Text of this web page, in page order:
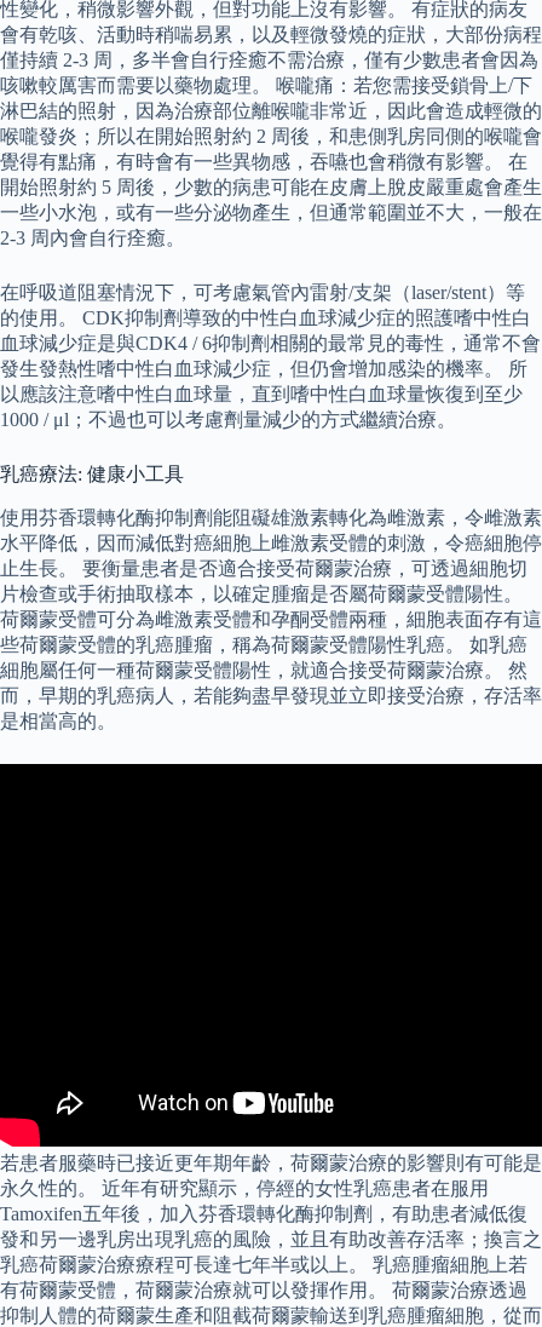
性變化，稍微影響外觀，但對功能上沒有影響。 有症狀的病友
會有乾咳、活動時稍喘易累，以及輕微發燒的症狀，大部份病程
僅持續 2-3 周，多半會自行痊癒不需治療，僅有少數患者會因為
咳嗽較厲害而需要以藥物處理。 喉嚨痛：若您需接受鎖骨上/下
淋巴結的照射，因為治療部位離喉嚨非常近，因此會造成輕微的
喉嚨發炎；所以在開始照射約 2 周後，和患側乳房同側的喉嚨會
覺得有點痛，有時會有一些異物感，吞嚥也會稍微有影響。 在
開始照射約 5 周後，少數的病患可能在皮膚上脫皮嚴重處會產生
一些小水泡，或有一些分泌物產生，但通常範圍並不大，一般在
2-3 周內會自行痊癒。
在呼吸道阻塞情況下，可考慮氣管內雷射/支架（laser/stent）等
的使用。 CDK抑制劑導致的中性白血球減少症的照護嗜中性白
血球減少症是與CDK4 / 6抑制劑相關的最常見的毒性，通常不會
發生發熱性嗜中性白血球減少症，但仍會增加感染的機率。 所
以應該注意嗜中性白血球量，直到嗜中性白血球量恢復到至少
1000 / μl；不過也可以考慮劑量減少的方式繼續治療。
乳癌療法: 健康小工具
使用芬香環轉化酶抑制劑能阻礙雄激素轉化為雌激素，令雌激素
水平降低，因而減低對癌細胞上雌激素受體的刺激，令癌細胞停
止生長。 要衡量患者是否適合接受荷爾蒙治療，可透過細胞切
片檢查或手術抽取樣本，以確定腫瘤是否屬荷爾蒙受體陽性。
荷爾蒙受體可分為雌激素受體和孕酮受體兩種，細胞表面存有這
些荷爾蒙受體的乳癌腫瘤，稱為荷爾蒙受體陽性乳癌。 如乳癌
細胞屬任何一種荷爾蒙受體陽性，就適合接受荷爾蒙治療。 然
而，早期的乳癌病人，若能夠盡早發現並立即接受治療，存活率
是相當高的。
若患者服藥時已接近更年期年齡，荷爾蒙治療的影響則有可能是
永久性的。 近年有研究顯示，停經的女性乳癌患者在服用
Tamoxifen五年後，加入芬香環轉化酶抑制劑，有助患者減低復
發和另一邊乳房出現乳癌的風險，並且有助改善存活率；換言之
乳癌荷爾蒙治療療程可長達七年半或以上。 乳癌腫瘤細胞上若
有荷爾蒙受體，荷爾蒙治療就可以發揮作用。 荷爾蒙治療透過
抑制人體的荷爾蒙生產和阻截荷爾蒙輸送到乳癌腫瘤細胞，從而